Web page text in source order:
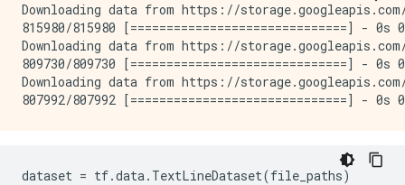
Downloading data from https://
815980/815980 [==============================] - 0s
Downloading data from https://
809730/809730 [==============================] - 0s
Downloading data from https://
dataset = tf.data. TextLineDataset(file_paths)